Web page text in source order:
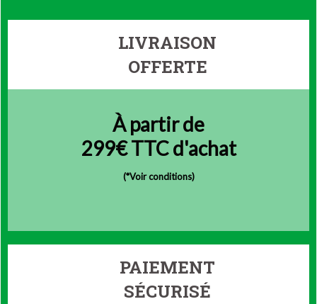
LIVRAISON
OFFERTE
À partir de
299€ TTC d'achat
(*Voir conditions)
PAIEMENT
SÉCURISÉ